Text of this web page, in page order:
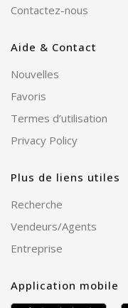
Contactez-nous
Aide & Contact
Nouvelles
Favoris
Termes d’utilisation
Privacy Policy
Plus de liens utiles
Recherche
Vendeurs/Agents
Entreprise
Application mobile